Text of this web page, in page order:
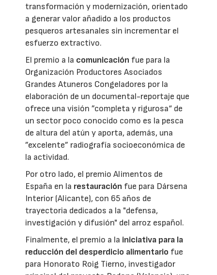
transformación y modernización, orientado
a generar valor añadido a los productos
pesqueros artesanales sin incrementar el
esfuerzo extractivo.
El premio a la comunicación fue para la
Organización Productores Asociados
Grandes Atuneros Congeladores por la
elaboración de un documental-reportaje que
ofrece una visión ”completa y rigurosa“ de
un sector poco conocido como es la pesca
de altura del atún y aporta, además, una
”excelente” radiografía socioeconómica de
la actividad.
Por otro lado, el premio Alimentos de
España en la restauración fue para Dársena
Interior (Alicante), con 65 años de
trayectoria dedicados a la "defensa,
investigación y difusión" del arroz español.
Finalmente, el premio a la iniciativa para la
reducción del desperdicio alimentario fue
para Honorato Roig Tierno, investigador